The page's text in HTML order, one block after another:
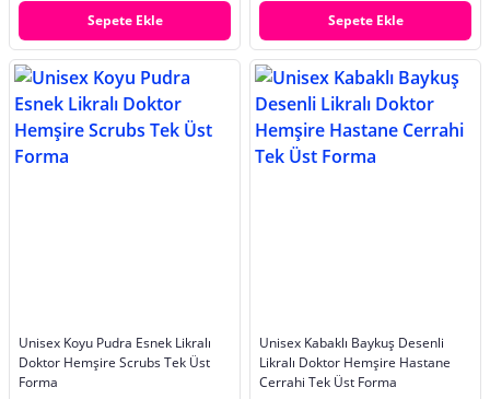
Sepete Ekle Sepete Ekle
Unisex Koyu Pudra Esnek Likralı
Doktor Hemşire Scrubs Tek Üst
Forma
Unisex Kabaklı Baykuş Desenli
Likralı Doktor Hemşire Hastane
Cerrahi Tek Üst Forma